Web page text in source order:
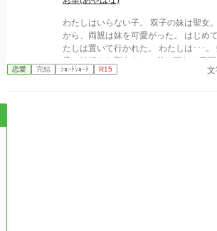
わたしはいらない子。 双子の妹は聖女
から、両親は妹を可愛がった。 はじめ
たしは置いて行かれた。 わたしは･･･。 数年後、王太
子と結婚した聖女たちの前に現れた帝国
は一足の靴を彼らの前にさしだしたー。 ＊ドロッ
恋愛 完結 ｼｮｰﾄｼｮｰﾄ R15